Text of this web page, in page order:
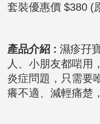
套裝優惠價 $380 (
產品介紹 : 濕疹孖
人、小朋友都啱用
炎症問題，只需要
癢不適、減輕痛楚